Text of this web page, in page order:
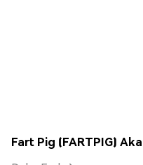
Fart Pig (FARTPIG)